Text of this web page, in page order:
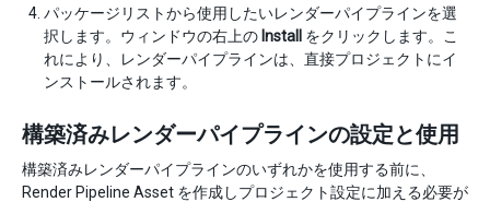
パッケージリストから使用したいレンダーパイプラインを選
択します。ウィンドウの右上の Install
をクリックします。こ
れにより、レンダーパイプラインは、直接プロジェクトにイ
ンストールされます。
構築済みレンダーパイプラインの設定と使用
構築済みレンダーパイプラインのいずれかを使用する前に、
Render Pipeline Asset を作成しプロジェクト設定に加える必要が